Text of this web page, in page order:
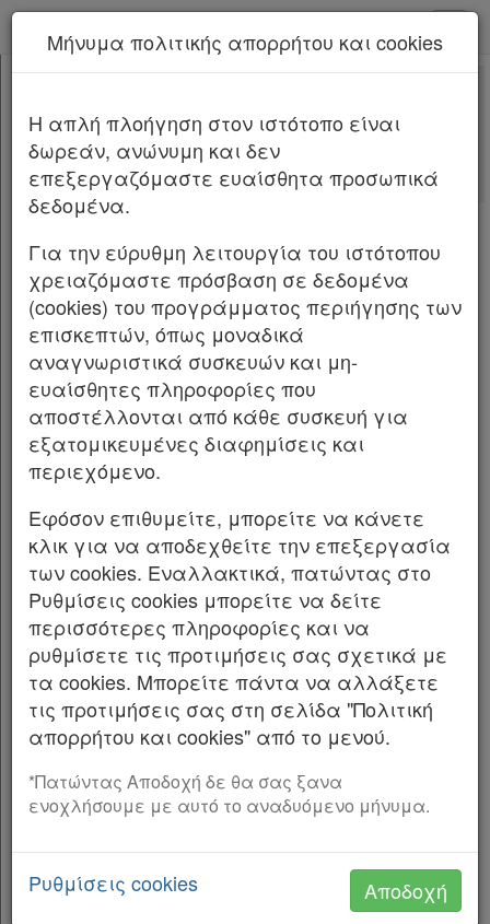
Κεφαλίδα
Σώμα
Υπογραφές
Νέα υπηρεσία Kodiko Assistant.Περισσότερα
Υπ. Απόφαση 14359/2025
Αλλαγές που επέφερε
Αριθμ.14359
Τροποποίηση της υπ’ αρ. οικ. 55932/1016/
2.12.2016 κοινής υπουργικής απόφασης «Ειδικό
πρόγραμμα απασχόλησης 4.000 μακροχρόνια
ανέργων στον δημόσιο τομέα της υγείας»
(Β’ 3888).
ΟΙ ΥΠΟΥΡΓΟΙ ΕΘΝΙΚΗΣ ΟΙΚΟΝΟΜΙΑΣ ΚΑΙ
ΟΙΚΟΝΟΜΙΚΩΝ ΕΣΩΤΕΡΙΚΩΝ ΕΡΓΑΣΙΑΣ ΚΑΙ
ΚΟΙΝΩΝΙΚΗΣ ΑΣΦΑΛΙΣΗΣ
Έχοντας υπόψη: 1. Την παρ. 1 άρθρου 64 του
ν. 4430/2016 «Κοινωνική και Αλληλέγγυα
Οικονομία και ανάπτυξη των φορέων της και
άλλες διατάξεις» (Α’ 205).
2. Το άρθρο 51 του ν. 1892/1990 «Για τον
εκσυγχρονισμό και την ανάπτυξη και άλλες
διατάξεις» (Α’ 101).
3. Τον ν. 4765/2021 «Εκσυγχρονισμός του
συστήματος προσλήψεων στον δημόσιο τομέα
και ενίσχυση του Ανώτατου Συμβουλίου
διατάξεις» (Α’ 6) και ιδίως την περ. ιη’ της
παρ. 2 του άρθρου 2 και το πέμπτο και το έκτο
Μήνυμα πολιτικής απορρήτου και cookies
H απλή πλοήγηση στον ιστότοπο είναι
δωρεάν, ανώνυμη και δεν
επεξεργαζόμαστε ευαίσθητα προσωπικά
δεδομένα.
Για την εύρυθμη λειτουργία του ιστότοπου
χρειαζόμαστε πρόσβαση σε δεδομένα
(cookies) του προγράμματος περιήγησης των
επισκεπτών, όπως μοναδικά
αναγνωριστικά συσκευών και μη-
ευαίσθητες πληροφορίες που
αποστέλλονται από κάθε συσκευή για
εξατομικευμένες διαφημίσεις και
περιεχόμενο.
Εφόσον επιθυμείτε, μπορείτε να κάνετε
κλικ για να αποδεχθείτε την επεξεργασία
των cookies. Εναλλακτικά, πατώντας στο
Ρυθμίσεις cookies μπορείτε να δείτε
περισσότερες πληροφορίες και να
ρυθμίσετε τις προτιμήσεις σας σχετικά με
τα cookies. Μπορείτε πάντα να αλλάξετε
τις προτιμήσεις σας στη σελίδα "Πολιτική
απορρήτου και cookies" από το μενού.
*Πατώντας Αποδοχή δε θα σας ξανα
ενοχλήσουμε με αυτό το αναδυόμενο μήνυμα.
Ρυθμίσεις cookies Αποδοχή